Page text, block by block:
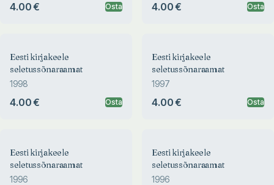
4.00 € Osta 4.00 € Osta
Eesti kirjakeele
seletussõnaraamat
1998
4.00 € Osta
Eesti kirjakeele
seletussõnaraamat
1997
4.00 € Osta
Eesti kirjakeele
seletussõnaraamat
1996
Eesti kirjakeele
seletussõnaraamat
1996